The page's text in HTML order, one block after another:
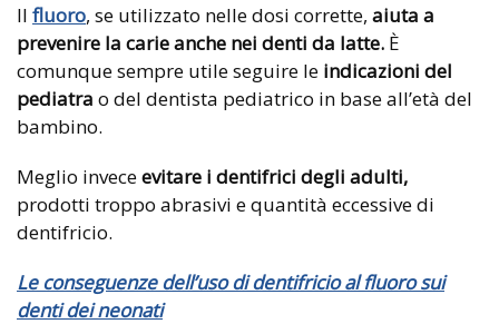
Il fluoro, se utilizzato nelle dosi corrette, aiuta a
prevenire la carie anche nei denti da latte. È
comunque sempre utile seguire le indicazioni del
pediatra o del dentista pediatrico in base all’età del
bambino.
Meglio inveceevitare i dentifrici degli adulti,
prodotti troppo abrasivi e quantità eccessive di
dentifricio.
Le conseguenze dell’uso di dentifricio al fluoro sui
denti dei neonati